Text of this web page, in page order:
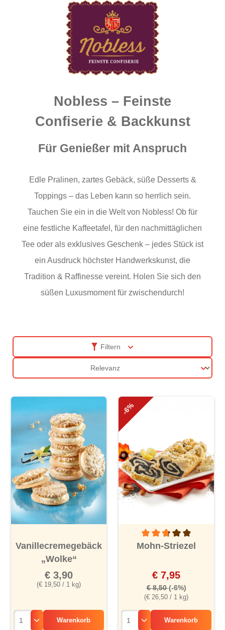
Nobless – Feinste
Confiserie & Backkunst
Für Genießer mit Anspruch
Edle Pralinen, zartes Gebäck, süße Desserts &
Toppings – das Leben kann so herrlich sein.
Tauchen Sie ein in die Welt von Nobless! Ob für
eine festliche Kaffeetafel, für den nachmittäglichen
Tee oder als exklusives Geschenk – jedes Stück ist
ein Ausdruck höchster Handwerkskunst, die
Tradition & Raffinesse vereint. Holen Sie sich den
süßen Luxusmoment für zwischendurch!
Filtern
Vanillecremegebäck
„Wolke“
(€ 19,50 / 1 kg)
€ 3,90
Warenkorb
-6%
Durchschnittliche
Mohn-Striezel
(€ 26,50 / 1 kg)
€ 7,95
€ 8,50(-6%)
Warenkorb